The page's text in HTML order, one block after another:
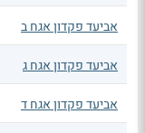
אביעד פקדון אגח ב
אביעד פקדון אגח ג
אביעד פקדון אגח ד